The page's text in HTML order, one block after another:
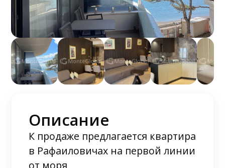
Описание
К продаже предлагается квартира
в Рафаиловичах на первой линии
от моря